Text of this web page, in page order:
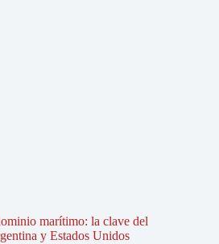
marítimo: la clave del
y Estados Unidos